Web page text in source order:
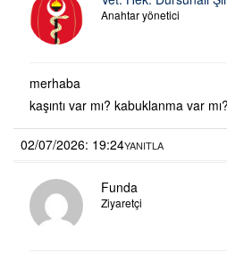
Anahtar yönetici
merhaba
kaşıntı var mı? kabuklanma var
02/07/2026: 19:24YANITLA
Funda
Ziyaretçi